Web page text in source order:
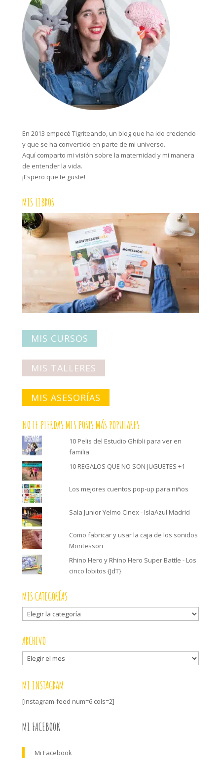
En 2013 empecé Tigriteando, un blog que ha ido creciendo
y que se ha convertido en parte de mi universo.
Aquí comparto mi visión sobre la maternidad y mi manera
de entender la vida.
¡Espero que te guste!
MIS LIBROS:
MIS CURSOS
MIS TALLERES
MIS ASESORÍAS
NO TE PIERDAS MIS POSTS MÁS POPULARES
10 Pelis del Estudio Ghibli para ver en
familia
10 REGALOS QUE NO SON JUGUETES +1
Los mejores cuentos pop-up para niños
Sala Junior Yelmo Cinex - IslaAzul Madrid
Como fabricar y usar la caja de los sonidos
Montessori
Rhino Hero y Rhino Hero Super Battle - Los
cinco lobitos {JdT}
MIS CATEGORÍAS
Mis
categorías
ARCHIVO
Archivo
MI INSTAGRAM
[instagram-feed num=6 cols=2]
MI FACEBOOK
Mi Facebook